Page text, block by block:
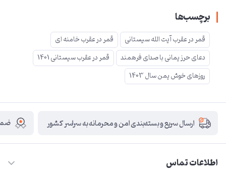
برچسب‌ها
قمر در عقرب آیت الله سیستانی
قمر در عقرب خامنه ای
دعای حرز یمانی با صدای فرهمند
قمر در عقرب سیستانی 1401
روزهای خوش یمن سال 1403
ارسال سریع و بسته‌بندی امن و محرمانه به سراسر کشور
اطلاعات تماس